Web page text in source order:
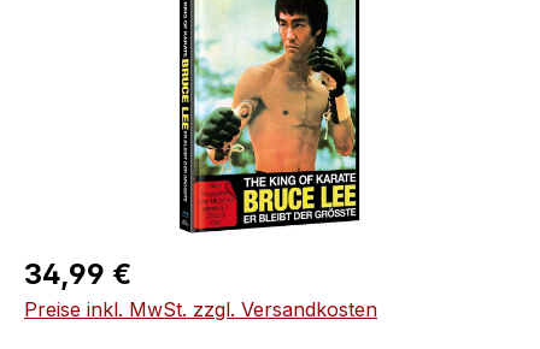
Regulärer Preis:
34,99 €
Preise inkl. MwSt. zzgl. Versandkosten